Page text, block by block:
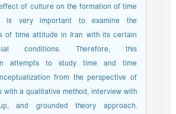
of culture on the formation of time
is very important to examine the
of time attitude in Iran with its certain
conditions. Therefore, this
attempts to study time and time
from the perspective of
with a qualitative method, interview with
and grounded theory approach.